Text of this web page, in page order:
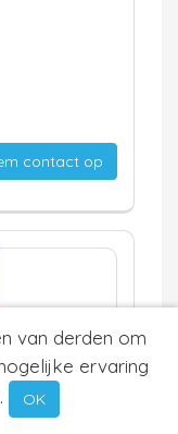
contact op
van derden om
ervaring
OK